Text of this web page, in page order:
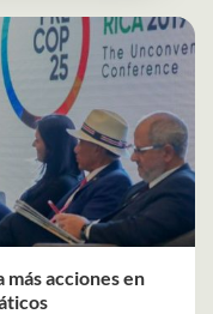
más acciones en